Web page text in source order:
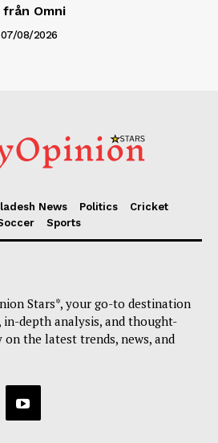
Omni
07/08/2026
News Politics
Cricket
Sports
Stars*, your go-to destination
depth analysis, and thought-
the latest trends, news, and